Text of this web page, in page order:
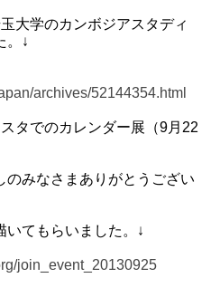
学のカンボジアスタディ
。↓
archives/52144354.html
でのカレンダー展（9月22
みなさまありがとうござい
てもらいました。↓
join_event_20130925